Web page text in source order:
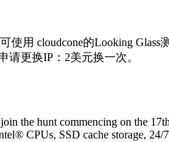
用 cloudcone的Looking
请更换IP：2美元换一次。
the hunt commencing on the
CPUs, SSD cache storage,